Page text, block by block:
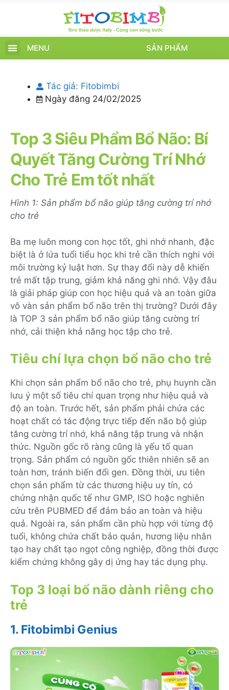
MENU SẢN PHẨM
Tác giả: Fitobimbi
Ngày đăng 24/02/2025
Top 3 Siêu Phẩm Bổ Não: Bí
Quyết Tăng Cường Trí Nhớ
Cho Trẻ Em tốt nhất
Hình 1: Sản phẩm bổ não giúp tăng cường trí nhớ
cho trẻ
Ba mẹ luôn mong con học tốt, ghi nhớ nhanh, đặc
biệt là ở lứa tuổi tiểu học khi trẻ cần thích nghi với
môi trường kỷ luật hơn. Sự thay đổi này dễ khiến
trẻ mất tập trung, giảm khả năng ghi nhớ. Vậy đâu
là giải pháp giúp con học hiệu quả và an toàn giữa
vô vàn sản phẩm bổ não trên thị trường? Dưới đây
là TOP 3 sản phẩm bổ não giúp tăng cường trí
nhớ, cải thiện khả năng học tập cho trẻ.
Tiêu chí lựa chọn bổ não cho trẻ
Khi chọn sản phẩm bổ não cho trẻ, phụ huynh cần
lưu ý một số tiêu chí quan trọng như hiệu quả và
độ an toàn. Trước hết, sản phẩm phải chứa các
hoạt chất có tác động trực tiếp đến não bộ giúp
tăng cường trí nhớ, khả năng tập trung và nhận
thức. Nguồn gốc rõ ràng cũng là yếu tố quan
trọng. Sản phẩm có nguồn gốc thiên nhiên sẽ an
toàn hơn, tránh biến đổi gen. Đồng thời, ưu tiên
chọn sản phẩm từ các thương hiệu uy tín, có
chứng nhận quốc tế như GMP, ISO hoặc nghiên
cứu trên PUBMED để đảm bảo an toàn và hiệu
quả. Ngoài ra, sản phẩm cần phù hợp với từng độ
tuổi, không chứa chất bảo quản, hương liệu nhân
tạo hay chất tạo ngọt công nghiệp, đồng thời được
kiểm chứng không gây dị ứng hay tác dụng phụ.
Top 3 loại bổ não dành riêng cho
trẻ
1. Fitobimbi Genius